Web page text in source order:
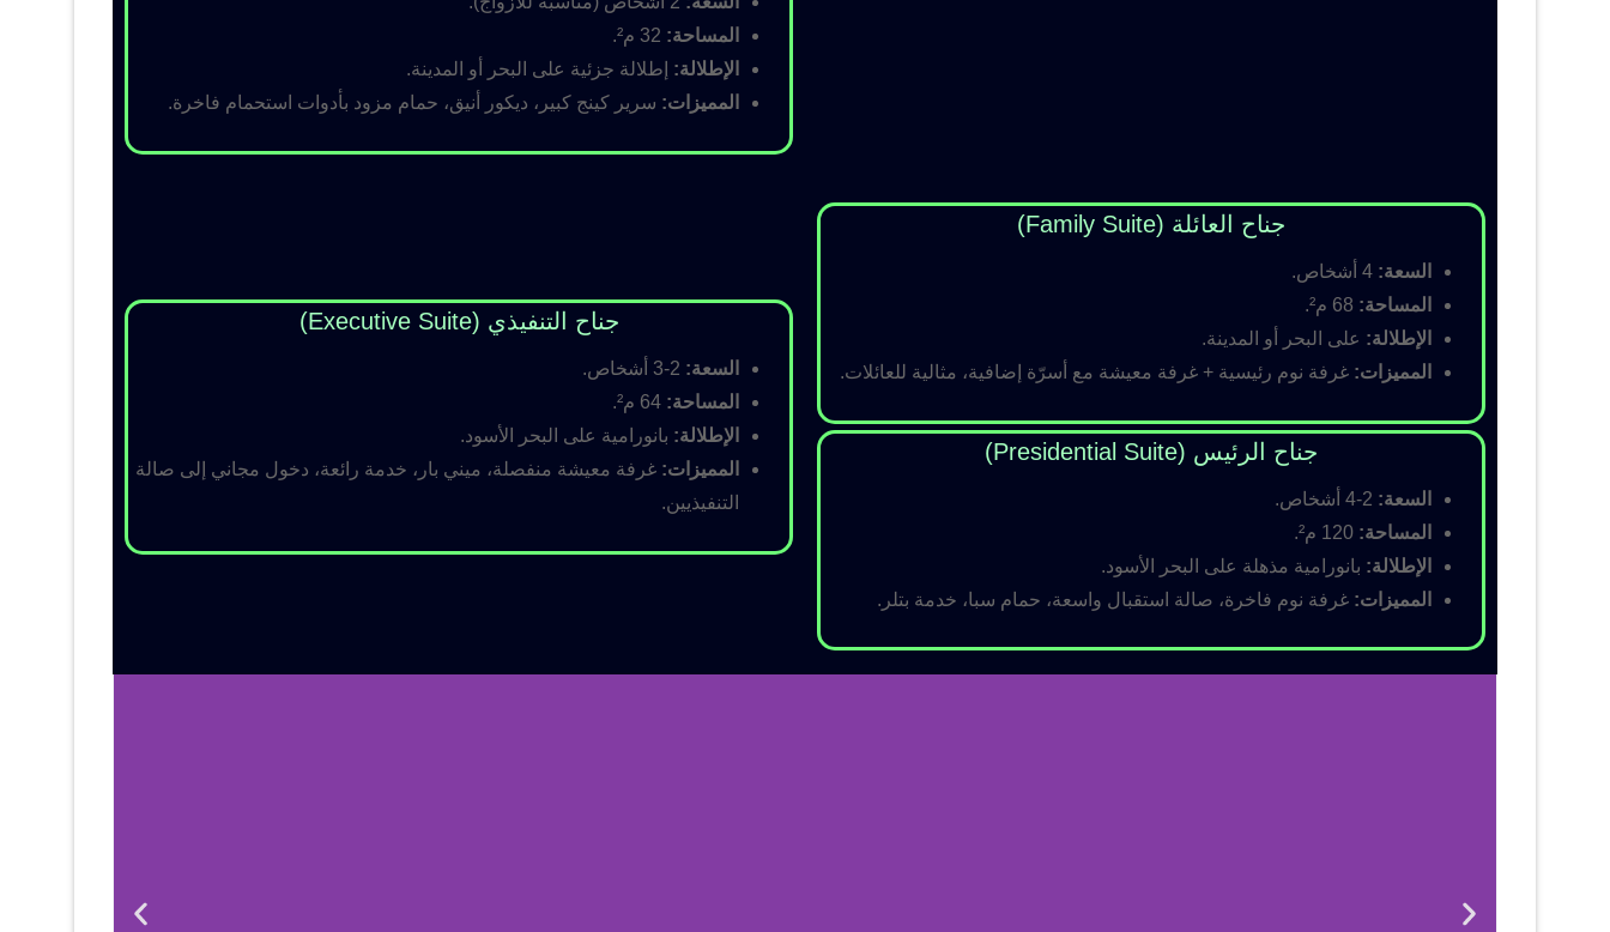
المساحة:
الإطلالة: إطلالة جزئية على البحر أو المدينة.
المميزات: سرير كينج كبير، ديكور أنيق، حمام مزود بأدوات استحمام فاخرة.
جناح العائلة (Family Suite)
السعة:
المساحة:
الإطلالة: على البحر أو المدينة.
المميزات: غرفة نوم رئيسية + غرفة معيشة مع أسرّة إضافية، مثالية للعائلات.
جناح الرئيس (Presidential Suite)
السعة:
المساحة:
الإطلالة: بانورامية مذهلة على البحر الأسود.
المميزات: غرفة نوم فاخرة، صالة استقبال واسعة، حمام سبا، خدمة بتلر.
جناح التنفيذي (Executive Suite)
السعة:
المساحة:
الإطلالة: بانورامية على البحر الأسود.
المميزات: غرفة معيشة منفصلة، ميني بار، خدمة رائعة، دخول مجاني إلى صالة
التنفيذيين.